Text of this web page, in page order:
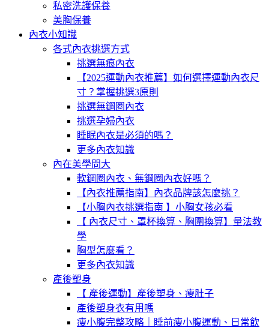
私密洗護保養
美胸保養
內衣小知識
各式內衣挑選方式
挑選無痕內衣
【2025運動內衣推薦】如何選擇運動內衣尺
寸？掌握挑選3原則
挑選無鋼圈內衣
挑選孕婦內衣
睡眠內衣是必須的嗎？
更多內衣知識
內在美學問大
軟鋼圈內衣、無鋼圈內衣好嗎？
【內衣推薦指南】內衣品牌該怎麼挑？
【小胸內衣挑選指南 】小胸女孩必看
【 內衣尺寸、罩杯換算、胸圍換算】量法教
學
胸型怎麼看？
更多內衣知識
產後塑身
【 產後運動】產後塑身、瘦肚子
產後塑身衣有用嗎
瘦小腹完整攻略｜睡前瘦小腹運動、日常飲